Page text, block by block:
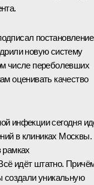
постановление
новую систему
числе переболевших
оценивать качество
инфекции сегодня
в клиниках Москвы.
рамках
идёт штатно.
создали уникальную